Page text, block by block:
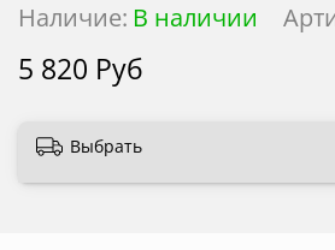
Наличие: В наличии
5 820 Руб
Выбрать